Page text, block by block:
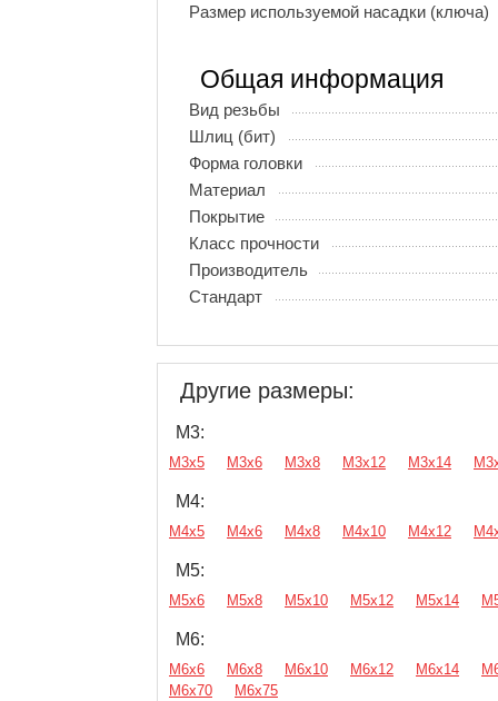
Размер используемой насадки (ключа)
Общая информация
Вид резьбы
Шлиц (бит)
Форма головки
Материал
Покрытие
Класс прочности
Производитель
Стандарт
Другие размеры:
М3:
М3х5 М3х6 М3х8 М3х12 М3х14
М4:
М4х5 М4х6 М4х8 М4х10 М4х12
М5:
М5х6 М5х8 М5х10 М5х12 М5х14
М6:
М6х6 М6х8 М6х10 М6х12 М6х14
М6х70
М6х75